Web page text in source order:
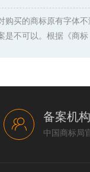
购买的商标原有字体
是不可以。根据《商
备案机构
中国商标局